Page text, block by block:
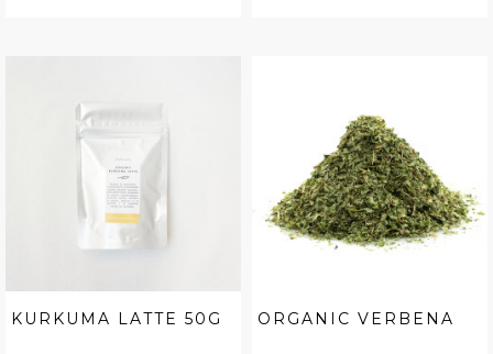
KURKUMA LATTE 50G ORGANIC VERBENA